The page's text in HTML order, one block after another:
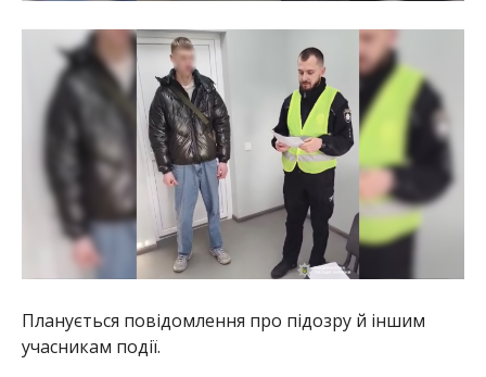
Планується повідомлення про підозру й іншим
учасникам події.